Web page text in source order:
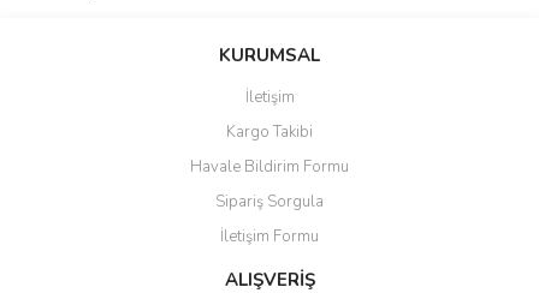
KURUMSAL
İletişim
Kargo Takibi
Havale Bildirim Formu
Sipariş Sorgula
İletişim Formu
ALIŞVERİŞ